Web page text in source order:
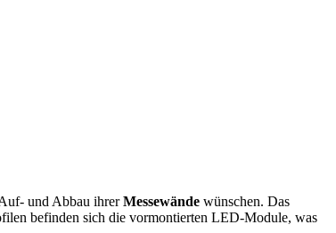
und Abbau ihrerMessewände wünschen. Das
befinden sich die vormontierten LED-Module, was